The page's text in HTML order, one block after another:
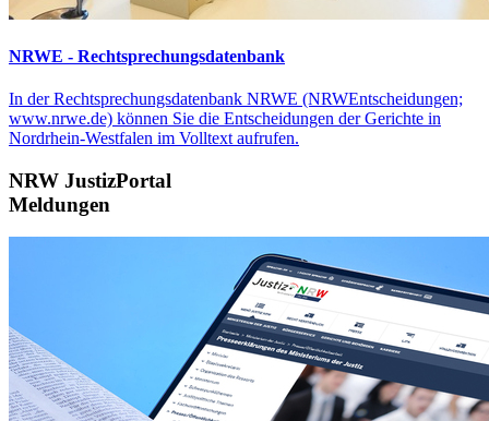
NRWE - Rechtsprechungs­datenbank
In der Rechtsprechungsdatenbank NRWE (NRWEntscheidungen;
www.nrwe.de) können Sie die Entscheidungen der Gerichte in
Nordrhein-Westfalen im Volltext aufrufen.
NRW JustizPortal
Meldungen